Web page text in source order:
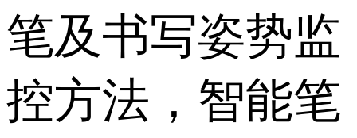
笔及书写姿势监
控方法，智能笔